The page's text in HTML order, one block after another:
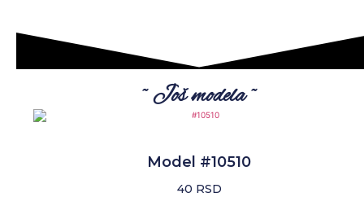
~ Još modela ~
Model #10510
40 RSD